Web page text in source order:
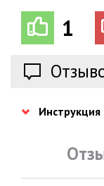
1